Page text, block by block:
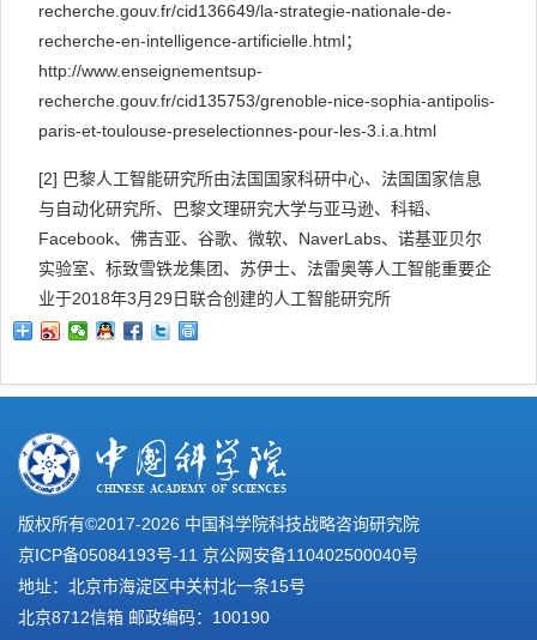
recherche.gouv.fr/cid136649/la-strategie-nationale-de-
recherche-en-intelligence-artificielle.html；
http://www.enseignementsup-
recherche.gouv.fr/cid135753/grenoble-nice-sophia-antipolis-
paris-et-toulouse-preselectionnes-pour-les-3.i.a.html
[2] 巴黎人工智能研究所由法国国家科研中心、法国国家信息
与自动化研究所、巴黎文理研究大学与亚马逊、科韬、
Facebook、佛吉亚、谷歌、微软、 NaverLabs、诺基亚贝尔
实验室、标致雪铁龙集团、苏伊士、法雷奥等人工智能重要企
业于2018年3月 29 日联合创建的人工智能研究所
版权所有©2017-2026 中国科学院科技战略咨询研究院
京ICP备05084193号-11 京公网安备110402500040号
地址：北京市海淀区中关村北一条15号
北京8712信箱 邮政编码：100190